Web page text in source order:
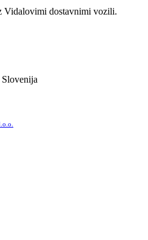
Vidalovimi dostavnimi vozili.